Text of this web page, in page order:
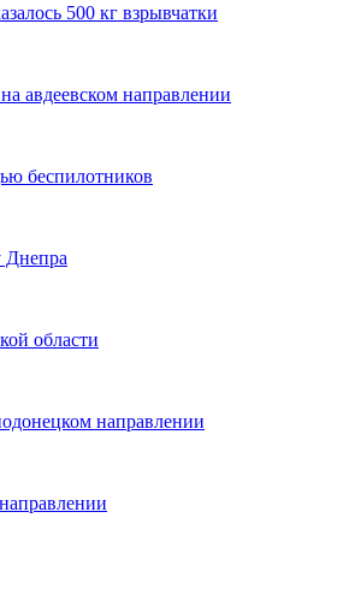
500 кг взрывчатки
авдеевском направлении
беспилотников
Днепра
области
направлении